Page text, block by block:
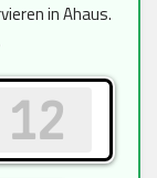
in Ahaus.